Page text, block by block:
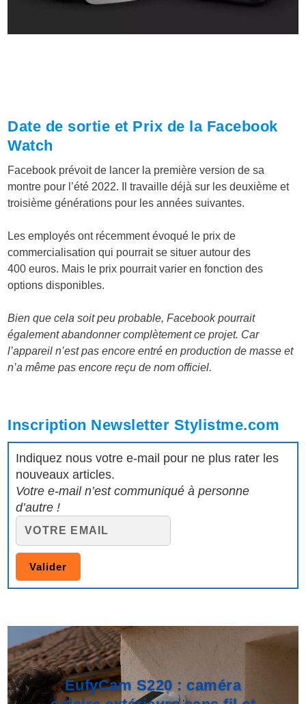
Date de sortie et Prix de la Facebook
Watch
Facebook prévoit de lancer la première version de sa
montre pour l’été 2022. Il travaille déjà sur les deuxième et
troisième générations pour les années suivantes.
Les employés ont récemment évoqué le prix de
commercialisation qui pourrait se situer autour des
400 euros. Mais le prix pourrait varier en fonction des
options disponibles.
Bien que cela soit peu probable, Facebook pourrait
également abandonner complètement ce projet. Car
l’appareil n’est pas encore entré en production de masse et
n’a même pas encore reçu de nom officiel.
Inscription Newsletter Stylistme.com
Indiquez nous votre e-mail pour ne plus rater les
nouveaux articles.
Votre e-mail n’est communiqué à personne
d’autre !
EufyCam S220 : caméra